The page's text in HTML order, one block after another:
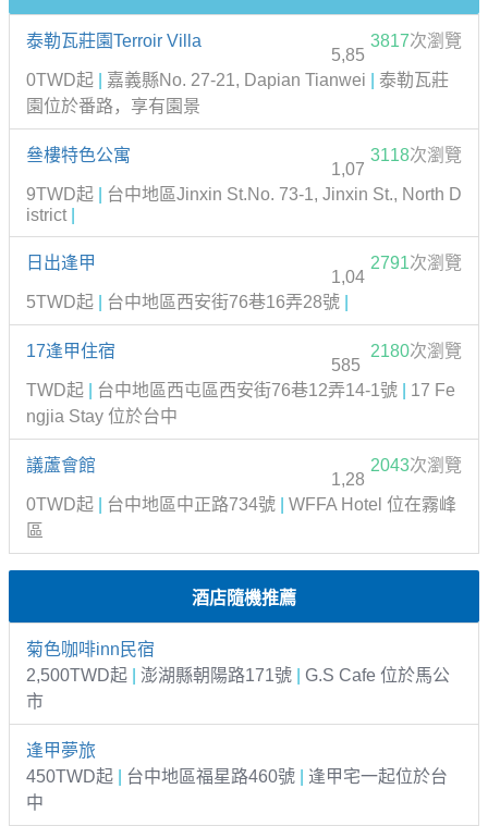
泰勒瓦莊園Terroir Villa 3817次瀏覽
5,85
0TWD起
嘉義縣No. 27-21, Dapian Tianwei
泰勒瓦莊
園位於番路，享有園景
叄樓特色公寓 3118次瀏覽
1,07
9TWD起
台中地區Jinxin St.No. 73-1, Jinxin St., North D
istrict
日出逢甲 2791次瀏覽
1,04
5TWD起
台中地區西安街76巷16弄28號
17逢甲住宿 2180次瀏覽
585
TWD起
台中地區西屯區西安街76巷12弄14-1號
17 Fe
ngjia Stay 位於台中
議蘆會館 2043次瀏覽
1,28
0TWD起
台中地區中正路734號
WFFA Hotel 位在霧峰
區
酒店隨機推薦
菊色咖啡inn民宿
2,500TWD起
澎湖縣朝陽路171號
G.S Cafe 位於馬公
市
逢甲夢旅
450TWD起
台中地區福星路460號
逢甲宅一起位於台
中